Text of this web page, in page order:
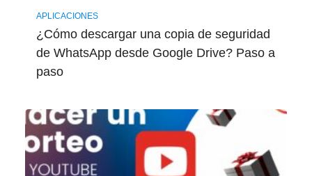
APLICACIONES
¿Cómo descargar una copia de seguridad
de WhatsApp desde Google Drive? Paso a
paso